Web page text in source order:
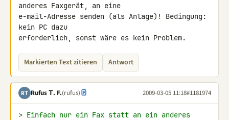
anderes Faxgerät, an eine
e-mail-Adresse senden (als Anlage)! Bedingung:
kein PC dazu
erforderlich, sonst wäre es kein Problem.
Markierten Text zitieren Antwort
RΤ Rufus Τ. F.(rufus) 2009-03-05 11:18#1181974
> Einfach nur ein Fax statt an ein anderes